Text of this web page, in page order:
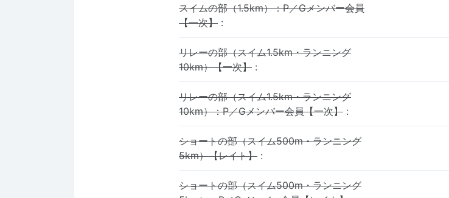
スイムの部（1.5km）：P／Gメンバー会員
【一次】 :
リレーの部（スイム1.5km・ランニング
10km）【一次】 :
リレーの部（スイム1.5km・ランニング
10km）：P／Gメンバー会員【一次】 :
ショートの部（スイム500m・ランニング
5km）【レイト】 :
ショートの部（スイム500m・ランニング